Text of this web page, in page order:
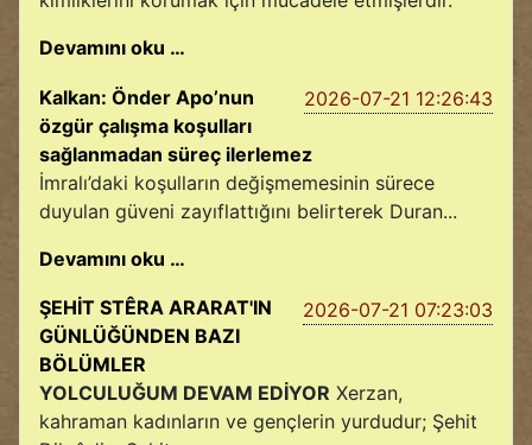
Devamını oku …
2026-07-21 12:26:43
Kalkan: Önder Apo’nun
özgür çalışma koşulları
sağlanmadan süreç ilerlemez
İmralı’daki koşulların değişmemesinin sürece
duyulan güveni zayıflattığını belirterek Duran...
Devamını oku …
2026-07-21 07:23:03
ŞEHİT STÊRA ARARAT'IN
GÜNLÜĞÜNDEN BAZI
BÖLÜMLER
YOLCULUĞUM DEVAM EDİYOR Xerzan,
kahraman kadınların ve gençlerin yurdudur; Şehit